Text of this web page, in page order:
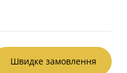
Швидке замовлення